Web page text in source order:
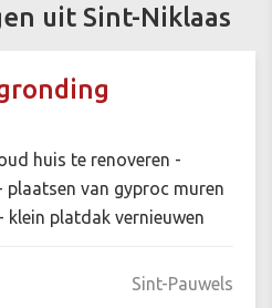
uit Sint-Niklaas
huis te renoveren -
plaatsen van gyproc muren
klein platdak vernieuwen
Sint-Pauwels